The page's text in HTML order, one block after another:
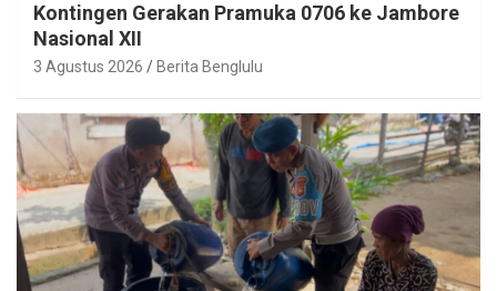
Kontingen Gerakan Pramuka 0706 ke Jambore
Nasional XII
3 Agustus 2026 Berita Benglulu